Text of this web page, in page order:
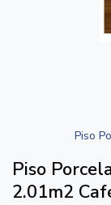
Piso
Piso
2.01m2